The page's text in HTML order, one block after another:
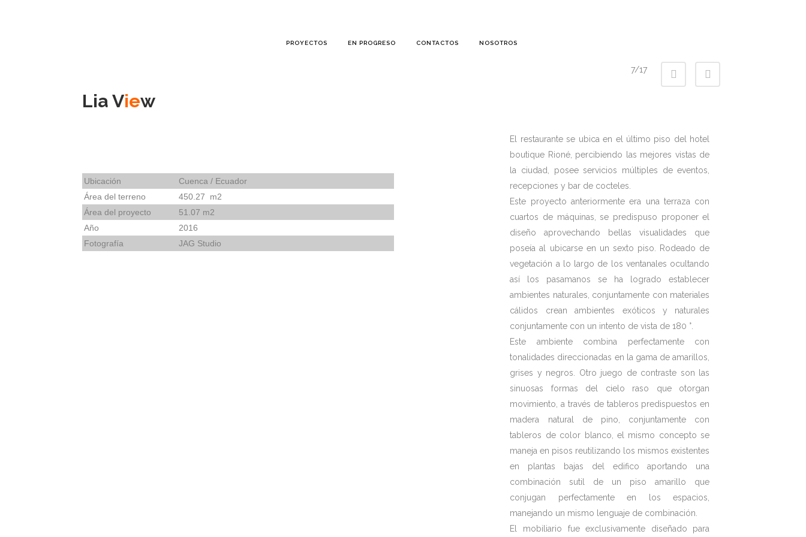
PROYECTOS EN PROGRESO CONTACTOS NOSOTROS
7/17
Lia View
Ubicación
Cuenca / Ecuador
Área del terreno
450.27 m2
Área del proyecto
51.07 m2
Año
2016
Fotografía
JAG Studio
El restaurante se ubica en el último piso del hotel
boutique Rioné, percibiendo las mejores vistas de
la ciudad, posee servicios múltiples de eventos,
recepciones y bar de cocteles.
Este proyecto anteriormente era una terraza con
cuartos de máquinas, se predispuso proponer el
diseño aprovechando bellas visualidades que
poseía al ubicarse en un sexto piso. Rodeado de
vegetación a lo largo de los ventanales ocultando
así los pasamanos se ha logrado establecer
ambientes naturales, conjuntamente con materiales
cálidos crean ambientes exóticos y naturales
conjuntamente con un intento de vista de 180 °.
Este ambiente combina perfectamente con
tonalidades direccionadas en la gama de amarillos,
grises y negros. Otro juego de contraste son las
sinuosas formas del cielo raso que otorgan
movimiento, a través de tableros predispuestos en
madera natural de pino, conjuntamente con
tableros de color blanco, el mismo concepto se
maneja en pisos reutilizando los mismos existentes
en plantas bajas del edifico aportando una
combinación sutil de un piso amarillo que
conjugan perfectamente en los espacios,
manejando un mismo lenguaje de combinación.
El mobiliario fue exclusivamente diseñado para